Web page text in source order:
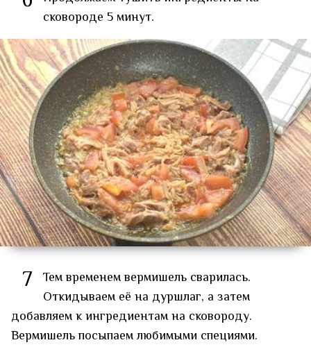
сковороде 5 минут.
7 Тем временем вермишель сварилась.
Откидываем её на дуршлаг, а затем
добавляем к ингредиентам на сковороду.
Вермишель посыпаем любимыми специями.